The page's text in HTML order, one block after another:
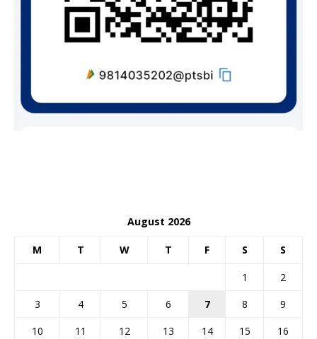
August 2026
M T W T F S S
1
2
3
4 5 6 7 8
9
10
11 12 13 14 15
16